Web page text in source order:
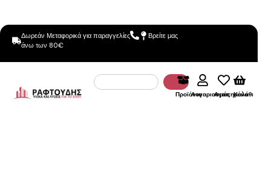
Δωρεάν Μεταφορικά για παραγγελίες
άνω των 80€
Βρείτε μας
ΠροϊόνταΛογαριασμόςΑγαπημένα
Καλάθι